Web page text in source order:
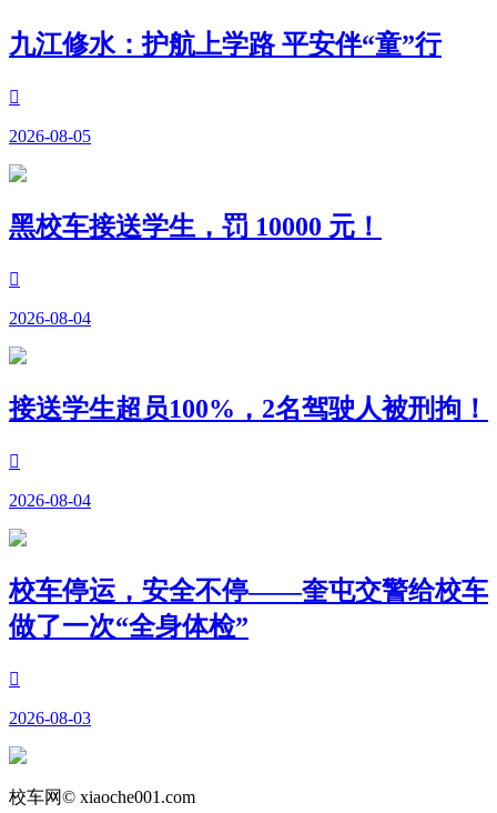
九江修水：护航上学路 平安伴“童”行

2026-08-05
黑校车接送学生，罚 10000 元！

2026-08-04
接送学生超员100%，2名驾驶人被刑拘！

2026-08-04
校车停运，安全不停——奎屯交警给校车
做了一次“全身体检”

2026-08-03
校车网© xiaoche001.com